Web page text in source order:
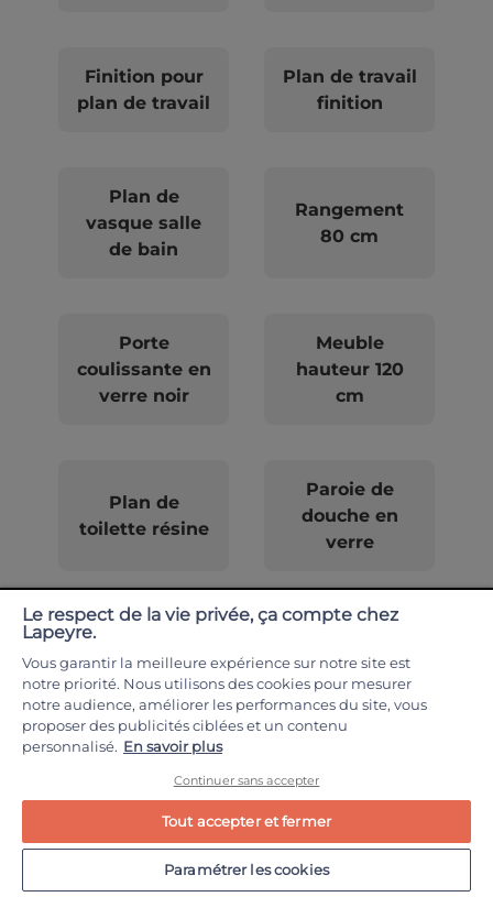
Finition pour
plan de travail
Plan de travail
finition
Plan de
vasque salle
de bain
Rangement
80 cm
Porte
coulissante en
verre noir
Meuble
hauteur 120
cm
Plan de
toilette résine
Paroie de
douche en
verre
Fabrication Française
Pose par un pro
Le respect de la vie privée, ça compte chez
Lapeyre.
Vous garantir la meilleure expérience sur notre site est
notre priorité. Nous utilisons des cookies pour mesurer
notre audience, améliorer les performances du site, vous
proposer des publicités ciblées et un contenu
personnalisé. En savoir plus
Continuer sans accepter
Tout accepter et fermer
Paramétrer les cookies